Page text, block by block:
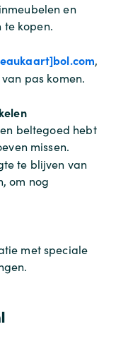
en
kopen.
,
pas komen.
beltegoed hebt
missen.
te blijven van
om nog
met speciale